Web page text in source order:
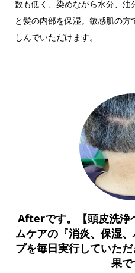
数も低く、染めながら水分、
と髪の内部を保湿。敏感肌の
しんでいただけます。
Afterです。【頭皮洗浄
ムケアの『消炎、保湿
プを毎日実行していた
果で